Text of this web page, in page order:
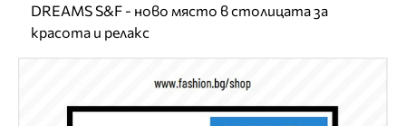
DREAMS S&F - ново място в столицата за
красота и релакс